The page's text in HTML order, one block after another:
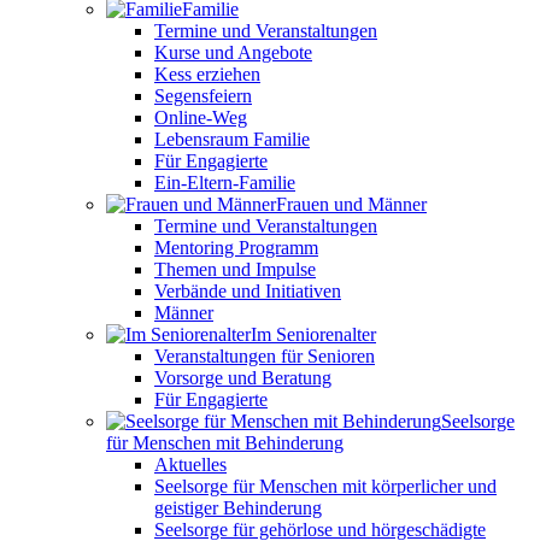
Familie
Termine und Veranstaltungen
Kurse und Angebote
Kess erziehen
Segensfeiern
Online-Weg
Lebensraum Familie
Für Engagierte
Ein-Eltern-Familie
Frauen und Männer
Termine und Veranstaltungen
Mentoring Programm
Themen und Impulse
Verbände und Initiativen
Männer
Im Seniorenalter
Veranstaltungen für Senioren
Vorsorge und Beratung
Für Engagierte
Seelsorge
für Menschen mit Behinderung
Aktuelles
Seelsorge für Menschen mit körperlicher und
geistiger Behinderung
Seelsorge für gehörlose und hörgeschädigte